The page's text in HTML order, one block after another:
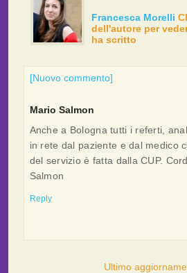
Francesca Morelli
dell'autore per
ha scritto
[Nuovo commento]
Mario Salmon
Anche a Bologna tutti i referti,
in rete dal paziente e dal medico
del servizio è fatta dalla CUP.
Salmon
Reply
Ultimo